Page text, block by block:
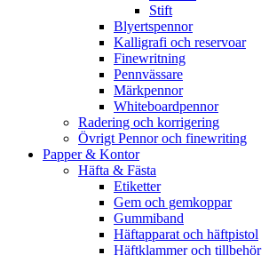
Stift
Blyertspennor
Kalligrafi och reservoar
Finewritning
Pennvässare
Märkpennor
Whiteboardpennor
Radering och korrigering
Övrigt Pennor och finewriting
Papper & Kontor
Häfta & Fästa
Etiketter
Gem och gemkoppar
Gummiband
Häftapparat och häftpistol
Häftklammer och tillbehör